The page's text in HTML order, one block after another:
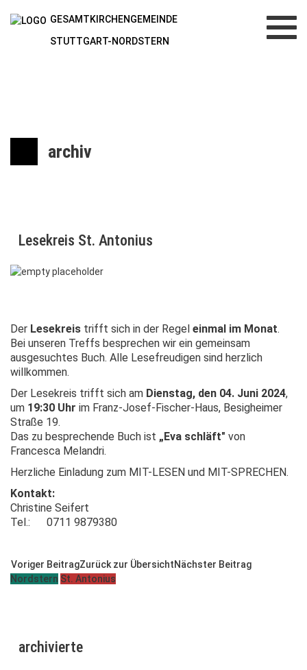
GESAMTKIRCHENGEMEINDE
STUTTGART-NORDSTERN
archiv
Lesekreis St. Antonius
Der Lesekreis trifft sich in der Regel einmal im Monat.
Bei unseren Treffs besprechen wir ein gemeinsam
ausgesuchtes Buch. Alle Lesefreudigen sind herzlich
willkommen.
Der Lesekreis trifft sich am Dienstag, den 04. Juni 2024,
um 19:30 Uhr im Franz-Josef-Fischer-Haus, Besigheimer
Straße 19.
Das zu besprechende Buch ist „Eva schläft" von
Francesca Melandri.
Herzliche Einladung zum MIT-LESEN und MIT-SPRECHEN.
Kontakt:
Christine Seifert
Tel.: 0711 9879380
Voriger BeitragZurück zur ÜbersichtNächster Beitrag
Nordstern St. Antonius
archivierte